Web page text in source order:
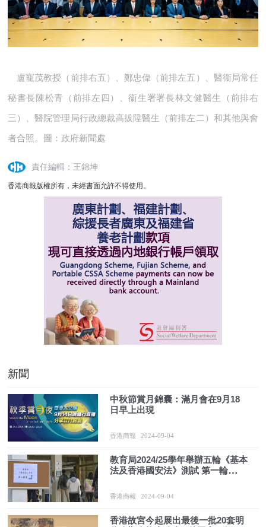
盧寵茂教授（前排右五）、鄭忠偉（前排左五）、醫衞局常任
秘書長陳松青（前排左四）、衞生署署長林文健醫生（前排右
三）、醫院管理局行政總裁高拔陞醫生（前排左二）和其他與會
者合照。 圖：政府新聞處
責任編輯：王錦坤
香港商報版權所有，未經書面允許不得使用。
新聞
中秋節賞月錦囊：滿月會在9月18
日早上出現
香港商報 2024-09-04
教育局2024/25學年舉辦五輪《基本
法及香港國安法》測試 第一輪
香港商報 2024-09-04
香港故宮今起展出最後一批20套明